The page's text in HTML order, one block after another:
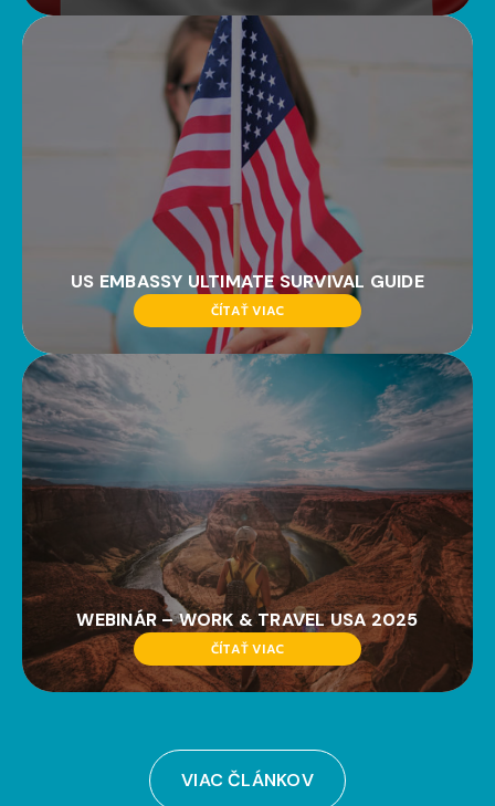
US EMBASSY ULTIMATE SURVIVAL GUIDE
ČÍTAŤ VIAC
WEBINÁR – WORK & TRAVEL USA 2025
ČÍTAŤ VIAC
VIAC ČLÁNKOV